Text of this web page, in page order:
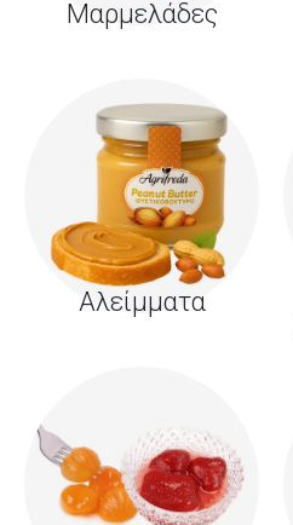
Μαρμελάδες
Αλείμματα